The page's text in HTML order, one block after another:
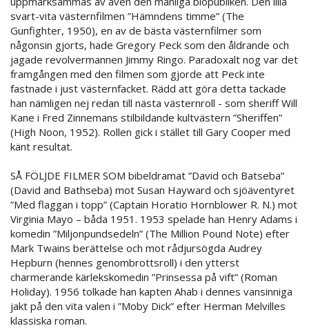
svart-vita västernfilmen ”Hämndens timme” (The
Gunfighter, 1950), en av de bästa västernfilmer som
någonsin gjorts, hade Gregory Peck som den åldrande och
jagade revolvermannen Jimmy Ringo. Paradoxalt nog var det
framgången med den filmen som gjorde att Peck inte
fastnade i just västernfacket. Rädd att göra detta tackade
han nämligen nej redan till nästa västernroll - som sheriff Will
Kane i Fred Zinnemans stilbildande kultvästern ”Sheriffen”
(High Noon, 1952). Rollen gick i stället till Gary Cooper med
känt resultat.
SÅ FÖLJDE FILMER SOM bibeldramat ”David och Batseba”
(David and Bathseba) mot Susan Hayward och sjöäventyret
”Med flaggan i topp” (Captain Horatio Hornblower R. N.) mot
Virginia Mayo – båda 1951. 1953 spelade han Henry Adams i
komedin ”Miljonpundsedeln” (The Million Pound Note) efter
Mark Twains berättelse och mot rådjursögda Audrey
Hepburn (hennes genombrottsroll) i den ytterst
charmerande kärlekskomedin ”Prinsessa på vift” (Roman
Holiday). 1956 tolkade han kapten Ahab i dennes vansinniga
jakt på den vita valen i ”Moby Dick” efter Herman Melvilles
klassiska roman.